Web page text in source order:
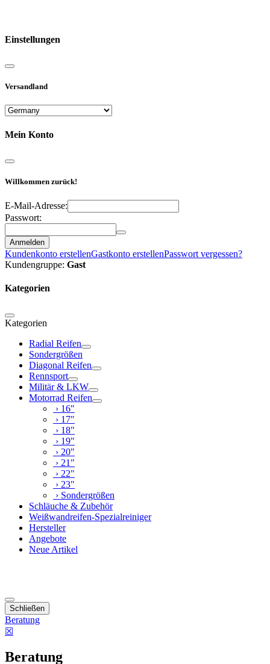
Einstellungen
Versandland
Mein Konto
Willkommen zurück!
E-Mail-Adresse:
Passwort:
Anmelden
Kundenkonto erstellenGastkonto erstellenPasswort vergessen?
Kundengruppe: Gast
Kategorien
Kategorien
Radial Reifen
Sondergrößen
Diagonal Reifen
Rennsport
Militär & LKW
Motorrad Reifen
› 16"
› 17"
› 18"
› 19"
› 20"
› 21"
› 22"
› 23"
› Sondergrößen
Schläuche & Zubehör
Weißwandreifen-Spezialreiniger
Hersteller
Angebote
Neue Artikel
Schließen
Beratung
☒
Beratung